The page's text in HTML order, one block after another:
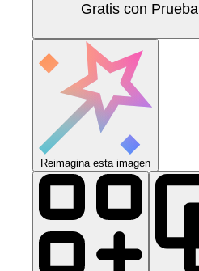
Gratis con Prueba
Reimagina esta imagen